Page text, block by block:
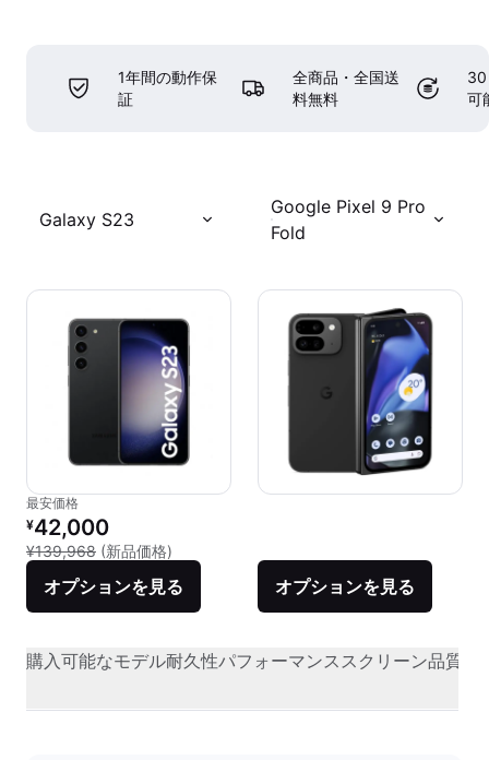
1年間の動作保
証
全商品・全国送
料無料
30
可
Galaxy S23
Google Pixel 9 Pro
Fold
最安価格
リファービッシュ品の価格：
¥42,000
¥139,968 (新品価格)
オプションを見る オプションを見る
購入可能なモデル耐久性パフォーマンススクリーン品質